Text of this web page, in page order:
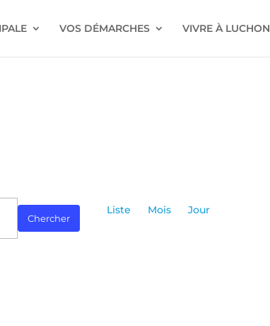
VOS DÉMARCHES VIVRE À LUCHON
Chercher
de
Liste Mois Jour